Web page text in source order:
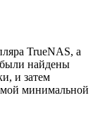
TrueNAS, а
найдены
и затем
минимальной